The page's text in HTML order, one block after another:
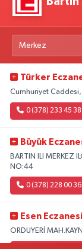
Türker
Cumhuriyet Caddesi,
0 (378) 233 45 38
Büyük
BARTIN ILI MERKEZ
NO:44
0 (378) 228 00 36
Esen Eczanesi
ORDUYERİ